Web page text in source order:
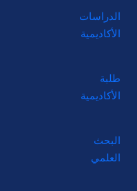
الدراسات
الأكاديمية
طلبة
الأكاديمية
البحث
العلمي